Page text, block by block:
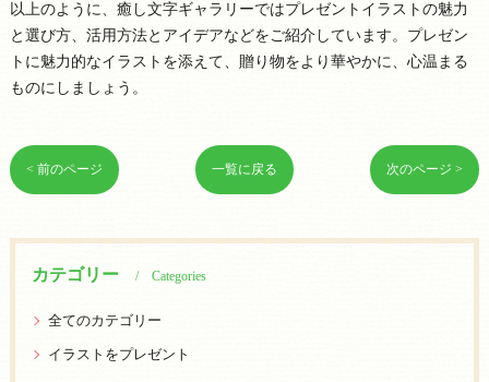
以上のように、癒し文字ギャラリーではプレゼントイラストの魅力
と選び方、活用方法とアイデアなどをご紹介しています。プレゼン
トに魅力的なイラストを添えて、贈り物をより華やかに、心温まる
ものにしましょう。
< 前のページ 一覧に戻る 次のページ >
カテゴリー Categories
全てのカテゴリー
イラストをプレゼント